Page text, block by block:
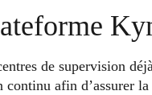
de supervision
afin d’assurer